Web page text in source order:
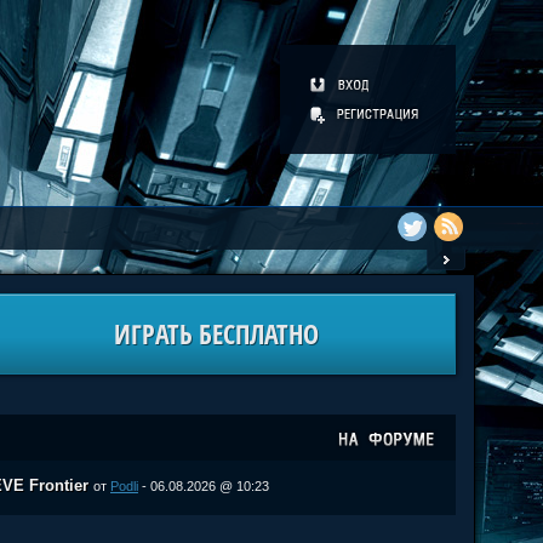
ИГРАТЬ БЕСПЛАТНО
Frontier от Podli - 06.08.2026 @ 10:23